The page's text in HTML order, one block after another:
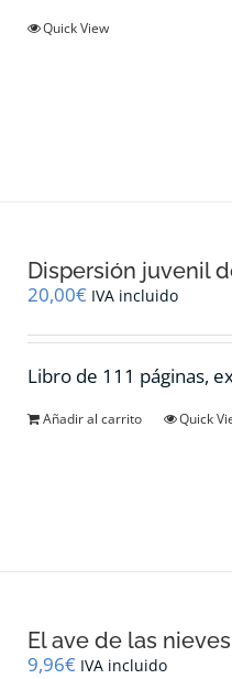
Quick View
Dispersión juvenil
20,00€ IVA incluido
Libro de 111 páginas,
Añadir al carrito Quick
El ave de las
9,96€ IVA incluido